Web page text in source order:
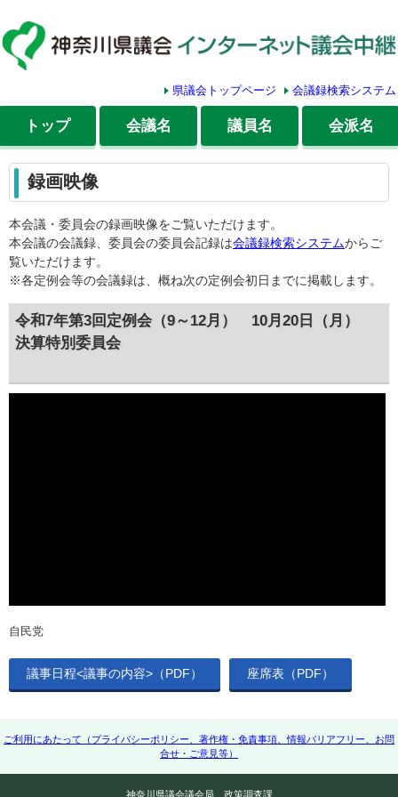
県議会トップページ 会議録検索システム
トップ 会議名 議員名 会派名
録画映像
本会議・委員会の録画映像をご覧いただけます。
本会議の会議録、委員会の委員会記録は会議録検索システムからご
覧いただけます。
※各定例会等の会議録は、概ね次の定例会初日までに掲載します。
令和7年第3回定例会（9～12月） 10月20日（月）
決算特別委員会
自民党
議事日程<議事の内容>（PDF） 座席表（PDF）
ご利用にあたって（プライバシーポリシー、著作権・免責事項、情報バリアフリー、お問
合せ・ご意見等）
神奈川県議会議会局 政策調査課